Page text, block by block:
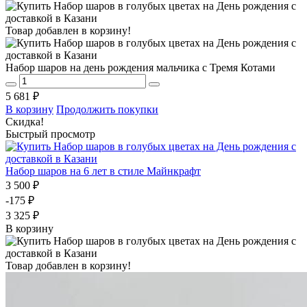
Товар добавлен в корзину!
Набор шаров на день рождения мальчика с Тремя Котами
5 681 ₽
В корзину Продолжить покупки
Скидка!
Быстрый просмотр
Набор шаров на 6 лет в стиле Майнкрафт
3 500 ₽
-175 ₽
3 325 ₽
В корзину
Товар добавлен в корзину!